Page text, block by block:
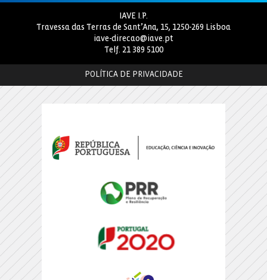
IAVE I.P.
Travessa das Terras de Sant’Ana, 15, 1250-269 Lisboa
iave-direcao@iave.pt
Telf. 21 389 5100
POLÍTICA DE PRIVACIDADE